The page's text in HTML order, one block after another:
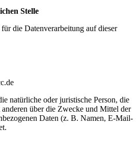
Stelle
die Datenverarbeitung auf dieser
natürliche oder juristische Person, die
über die Zwecke und Mittel der
Daten (z. B. Namen, E-Mail-